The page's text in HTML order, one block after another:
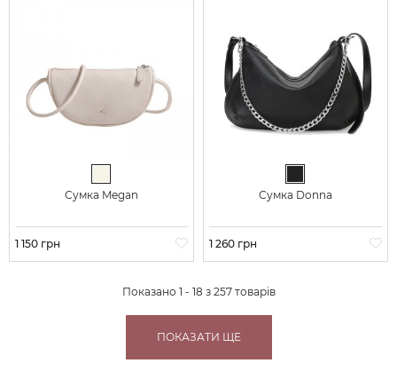
Сумка Megan
Ціна
1 150 грн
Сумка Donna
Ціна
1 260 грн
Показано 1 - 18 з 257 товарів
ПОКАЗАТИ ЩЕ